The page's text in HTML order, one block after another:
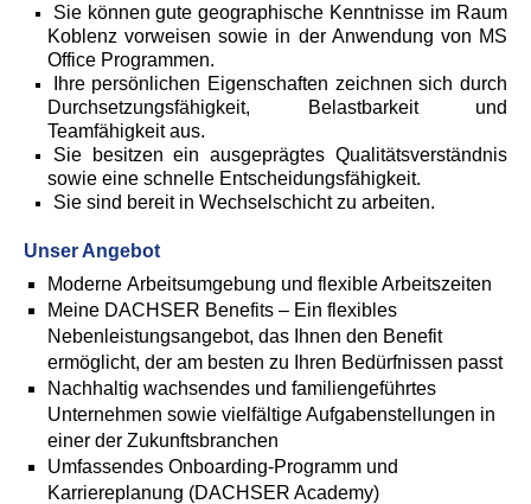
Sie können gute geographische Kenntnisse im Raum
Koblenz vorweisen sowie in der Anwendung von MS
Office Programmen.
Ihre persönlichen Eigenschaften zeichnen sich durch
Durchsetzungsfähigkeit, Belastbarkeit und
Teamfähigkeit aus.
Sie besitzen ein ausgeprägtes Qualitätsverständnis
sowie eine schnelle Entscheidungsfähigkeit.
Sie sind bereit in Wechselschicht zu arbeiten.
Unser Angebot
Moderne Arbeitsumgebung und flexible Arbeitszeiten
Meine DACHSER Benefits – Ein flexibles
Nebenleistungsangebot, das Ihnen den Benefit
ermöglicht, der am besten zu Ihren Bedürfnissen passt
Nachhaltig wachsendes und familiengeführtes
Unternehmen sowie vielfältige Aufgabenstellungen in
einer der Zukunftsbranchen
Umfassendes Onboarding-Programm und
Karriereplanung (DACHSER Academy)